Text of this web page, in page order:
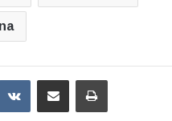
VKontakteCompartir por correo electrónicoImprimir